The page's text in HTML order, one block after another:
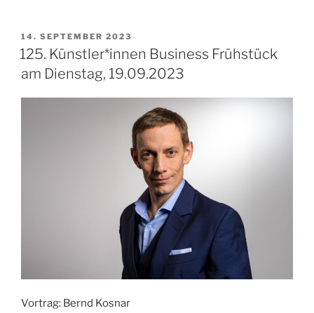
VERÖFFENTLICHT
AM
14. SEPTEMBER 2023
125. Künstler*innen Business Frühstück
am Dienstag, 19.09.2023
Vortrag: Bernd Kosnar